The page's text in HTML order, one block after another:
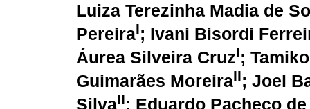
Luiza Terezinha Madia de
PereiraI; Ivani Bisordi
Áurea Silveira CruzI;
Guimarães MoreiraII; Joel
SilvaII; Eduardo Pacheco